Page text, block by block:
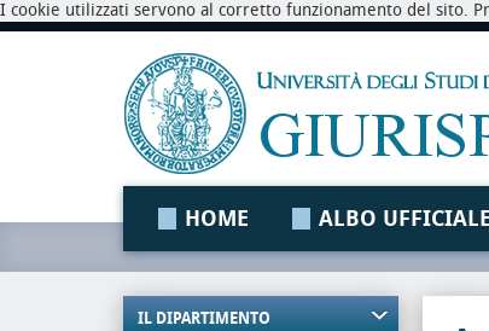
I cookie utilizzati servono al corretto funzionamento del sito.
HOME ALBO UFFICIALE
IL DIPARTIMENTO